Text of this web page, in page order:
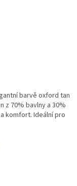
barvě oxford tan
z 70% bavlny a 30%
komfort. Ideální pro